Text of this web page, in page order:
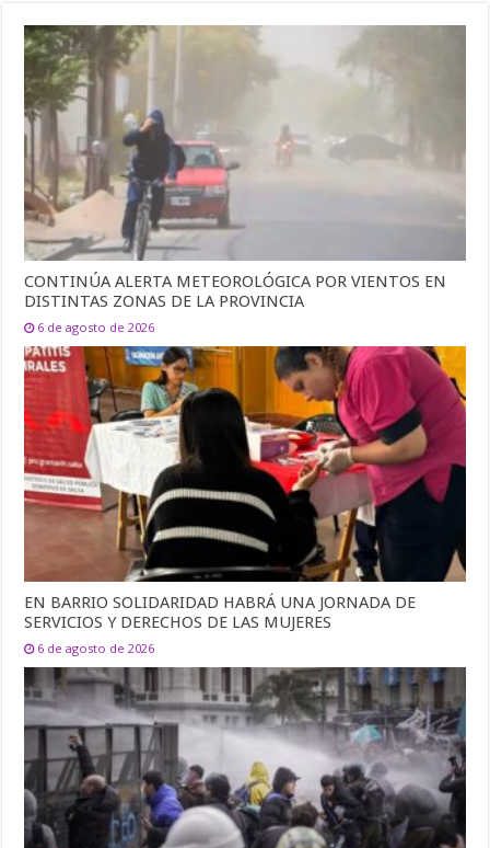
CONTINÚA ALERTA METEOROLÓGICA POR VIENTOS EN
DISTINTAS ZONAS DE LA PROVINCIA
6 de agosto de 2026
EN BARRIO SOLIDARIDAD HABRÁ UNA JORNADA DE
SERVICIOS Y DERECHOS DE LAS MUJERES
6 de agosto de 2026